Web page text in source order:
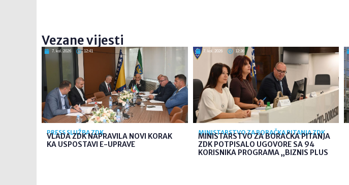
Vezane vijesti
7. kol. 2026 12:41
PRESS SLUŽBA ZDK
VLADA ZDK NAPRAVILA NOVI KORAK
KA USPOSTAVI E-UPRAVE
7. kol. 2026 12:36
MINISTARSTVO ZA BORAČKA PITANJA ZDK
MINISTARSTVO ZA BORAČKA PITANJA
ZDK POTPISALO UGOVORE SA 94
KORISNIKA PROGRAMA „BIZNIS PLUS